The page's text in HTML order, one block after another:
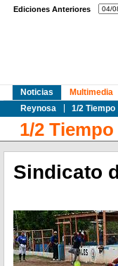
Ediciones Anteriores
Noticias
Reynosa
1/2 Tiempo
Multimedia
1/2 Tiempo
Sindicato